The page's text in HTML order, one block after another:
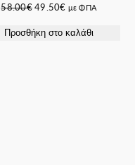
58.00€ Original
was:
49.50€Η
τιμή
με ΦΠΑ
Προσθήκη στο καλάθι